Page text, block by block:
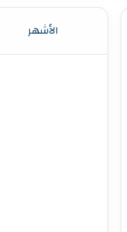
الأشهر